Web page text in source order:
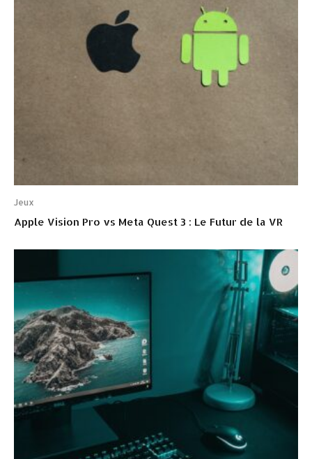
Jeux
Apple Vision Pro vs Meta Quest 3 : Le Futur de la VR